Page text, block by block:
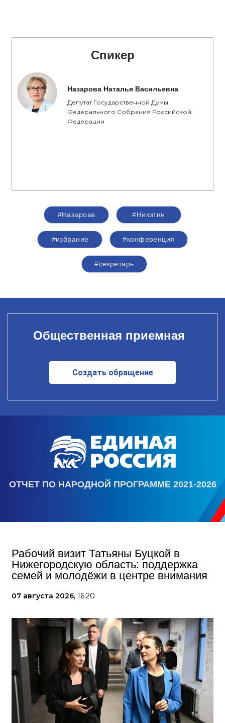
Спикер
Назарова Наталья Васильевна
Депутат Государственной Думы
Федерального Собрания Российской
Федерации
#Назарова #Никитин
#избрание #конференция
#секретарь
Общественная приемная
Создать обращение
ОТЧЕТ ПО НАРОДНОЙ ПРОГРАММЕ 2021-2026
Рабочий визит Татьяны Буцкой в
Нижегородскую область: поддержка
семей и молодёжи в центре внимания
07 августа 2026, 16:20